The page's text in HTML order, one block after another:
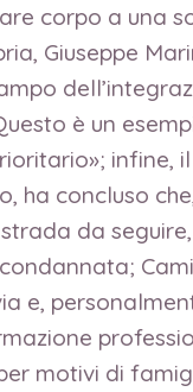
corpo a una
Giuseppe
è un
ha concluso
da
e,
motivi di